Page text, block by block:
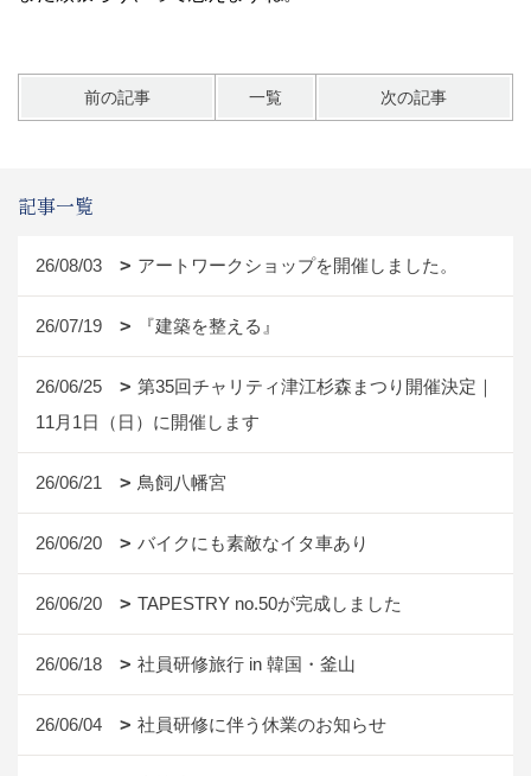
前の記事 一覧 次の記事
記事一覧
26/08/03 アートワークショップを開催しました。
26/07/19 『建築を整える』
26/06/25
第35回チャリティ津江杉森まつり開催決定｜
11月1日（日）に開催します
26/06/21 鳥飼八幡宮
26/06/20 バイクにも素敵なイタ車あり
26/06/20 TAPESTRY no.50が完成しました
26/06/18 社員研修旅行 in 韓国・釜山
26/06/04 社員研修に伴う休業のお知らせ